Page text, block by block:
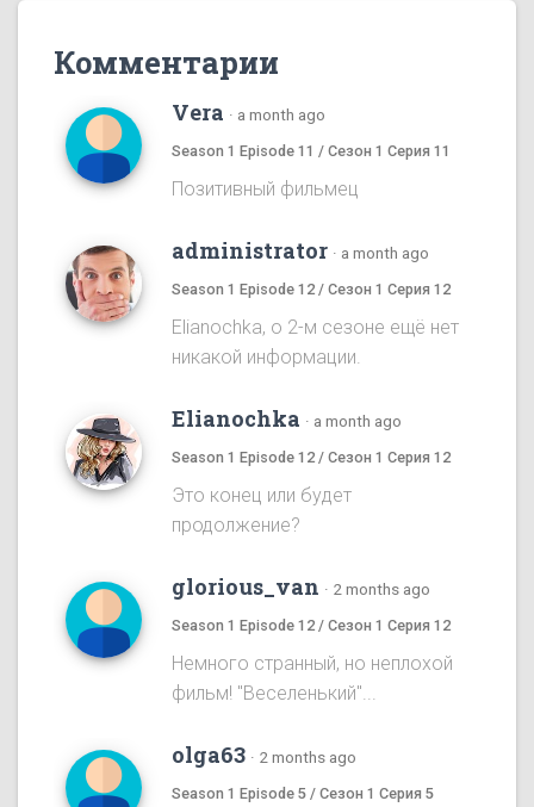
Комментарии
Vera · a month ago
Season 1 Episode 11 / Сезон 1 Серия 11
Позитивный фильмец
administrator · a month ago
Season 1 Episode 12 / Сезон 1 Серия 12
Elianochka, о 2-м сезоне ещё нет
никакой информации.
Elianochka · a month ago
Season 1 Episode 12 / Сезон 1 Серия 12
Это конец или будет
продолжение?
glorious_van · 2 months ago
Season 1 Episode 12 / Сезон 1 Серия 12
Немного странный, но неплохой
фильм! "Веселенький"...
olga63 · 2 months ago
Season 1 Episode 5 / Сезон 1 Серия 5